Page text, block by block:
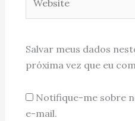
Salvar meus dados
próxima vez que eu
Notifique-me sobre
e-mail.